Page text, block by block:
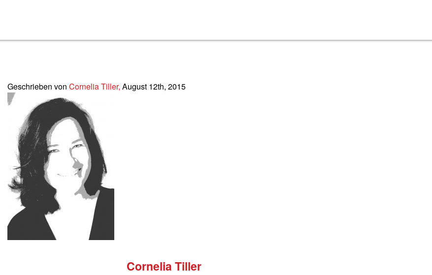
Geschrieben von Cornelia Tiller, August 12th, 2015
Cornelia Tiller